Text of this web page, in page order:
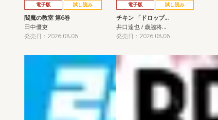
電子版 試し読み
閻魔の教室 第6巻
田中優吏
発売日：2026.08.06
電子版 試し読み
チキン 「ドロップ…
井口達也 / 歳脇将…
発売日：2026.08.06